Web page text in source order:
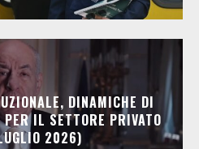
DINAMICHE DI
IL SETTORE PRIVATO
2026)